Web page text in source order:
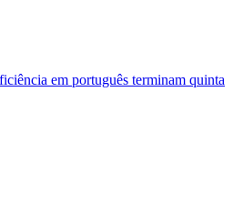
em português terminam quinta